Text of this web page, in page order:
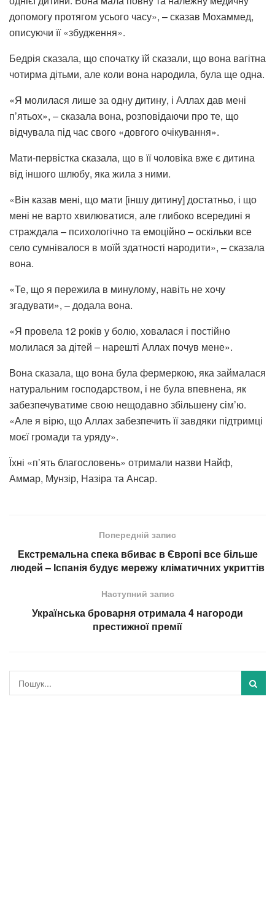
допомогу протягом усього часу», – сказав Мохаммед,
описуючи її «збудження».
Бедрія сказала, що спочатку їй сказали, що вона вагітна
чотирма дітьми, але коли вона народила, була ще одна.
«Я молилася лише за одну дитину, і Аллах дав мені
п’ятьох», – сказала вона, розповідаючи про те, що
відчувала під час свого «довгого очікування».
Мати-первістка сказала, що в її чоловіка вже є дитина
від іншого шлюбу, яка жила з ними.
«Він казав мені, що мати [іншу дитину] достатньо, і що
мені не варто хвилюватися, але глибоко всередині я
страждала – психологічно та емоційно – оскільки все
село сумнівалося в моїй здатності народити», – сказала
вона.
«Те, що я пережила в минулому, навіть не хочу
згадувати», – додала вона.
«Я провела 12 років у болю, ховалася і постійно
молилася за дітей – нарешті Аллах почув мене».
Вона сказала, що вона була фермеркою, яка займалася
натуральним господарством, і не була впевнена, як
забезпечуватиме свою нещодавно збільшену сім’ю.
«Але я вірю, що Аллах забезпечить її завдяки підтримці
моєї громади та уряду».
Їхні «п’ять благословень» отримали назви Найф,
Аммар, Мунзір, Назіра та Ансар.
Попередній запис
Екстремальна спека вбиває в Європі все більше
людей – Іспанія будує мережу кліматичних укриттів
Наступний запис
Українська броварня отримала 4 нагороди
престижної премії